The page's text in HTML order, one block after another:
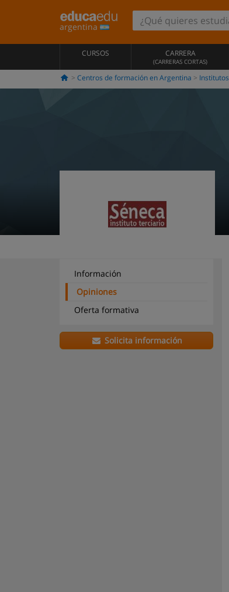
argentina
CURSOS CARRERA
(CARRERAS CORTAS)
Centros de formación en Argentina Institutos
Información
Opiniones
Oferta formativa
Solicita información